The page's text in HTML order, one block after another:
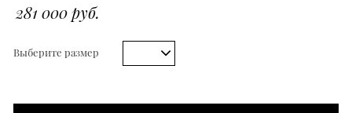
281 000 руб.
Выберите размер